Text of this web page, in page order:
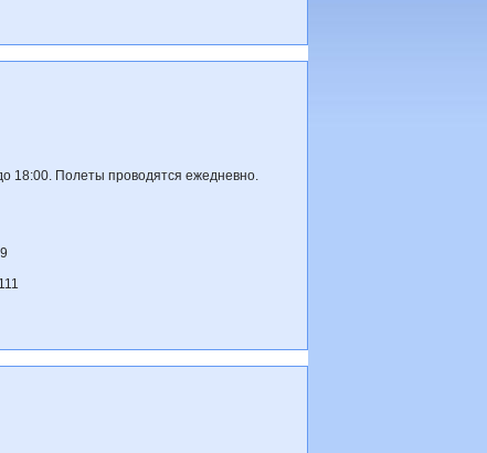
18:00. Полеты проводятся ежедневно.